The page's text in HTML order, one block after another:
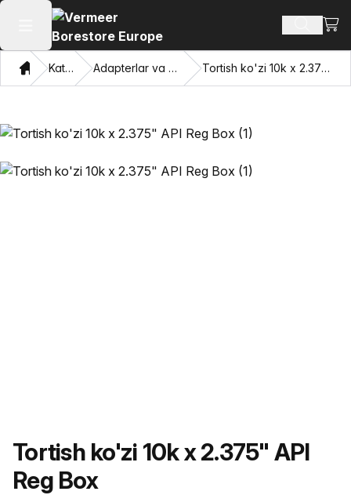
Asosiy menyuni ochish
Bosh sahifa
Katalog Adapterlar va Pulling Eyes Tortish ko'zi 10k x 2.375" API Reg Box
Mahsulot nomi
Tortish ko'zi 10k x 2.375" API
Reg Box